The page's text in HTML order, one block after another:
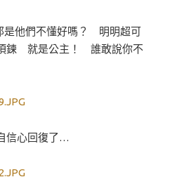
他們不懂好嗎？ 明明超可
鍊 就是公主！ 誰敢說你不
信心回復了…